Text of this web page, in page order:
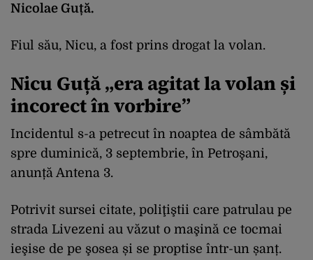
Nicolae Guță.
Fiul său, Nicu, a fost prins drogat la volan.
Nicu Guță „era agitat la volan și
incorect în vorbire”
Incidentul s-a petrecut în noaptea de sâmbătă
spre duminică, 3 septembrie, în Petroşani,
anunță Antena 3.
Potrivit sursei citate, poliţiştii care patrulau pe
strada Livezeni au văzut o maşină ce tocmai
ieşise de pe şosea și se proptise într-un șanț.